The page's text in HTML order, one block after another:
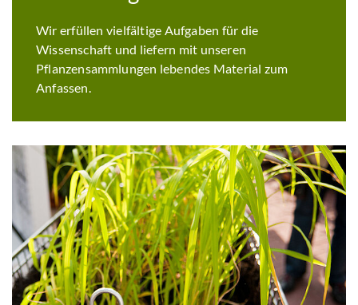
Wir erfüllen vielfältige Aufgaben für die
Wissenschaft und liefern mit unseren
Pflanzensammlungen lebendes Material zum
Anfassen.